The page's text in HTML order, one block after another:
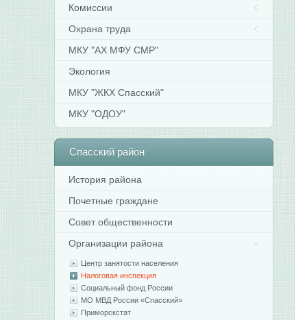
Комиссии
Охрана труда
МКУ "АХ МФУ СМР"
Экология
МКУ "ЖКХ Спасский"
МКУ "ОДОУ"
Спасскийрайон
История района
Почетные граждане
Совет общественности
Организации района
Центр занятости населения
Налоговая инспекция
Социальный фонд России
МО МВД России «Спасский»
Приморскстат